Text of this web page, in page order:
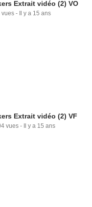
Extrait vidéo (2) VO
vues - Il y a 15 ans
Extrait vidéo (2) VF
vues - Il y a 15 ans